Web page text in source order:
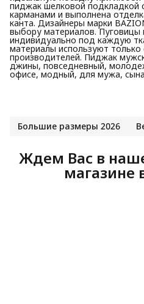
пиджак шелковой подкладкой
карманами и выполнена
канта. Дизайнеры марки
выбору материалов. Пуговицы
индивидуально под каждую
материалы используют
производителей. Пиджак
джины, повседневный,
офисе, модный, для мужа,
Большие размеры 2026
Ждем Вас в
магазине